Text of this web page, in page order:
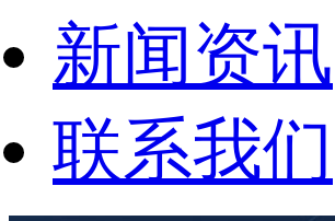
新闻资讯
联系我们